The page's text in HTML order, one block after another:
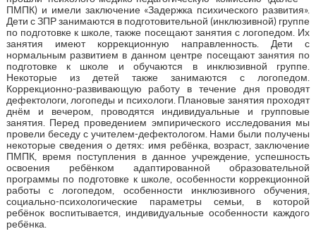
ПМПК) и имели заключение «Задержка психического развития».
Дети с ЗПР занимаются в подготовительной (инклюзивной) группе
по подготовке к школе, также посещают занятия с логопедом. Их
занятия имеют коррекционную направленность. Дети с
нормальным развитием в данном центре посещают занятия по
подготовке к школе и обучаются в инклюзивной группе.
Некоторые из детей также занимаются с логопедом.
Коррекционно-развивающую работу в течение дня проводят
дефектологи, логопеды и психологи. Плановые занятия проходят
днём и вечером, проводятся индивидуальные и групповые
занятия. Перед проведением эмпирического исследования мы
провели беседу с учителем-дефектологом. Нами были получены
некоторые сведения о детях: имя ребёнка, возраст, заключение
ПМПК, время поступления в данное учреждение, успешность
освоения ребёнком адаптированной образовательной
программы по подготовке к школе, особенности коррекционной
работы с логопедом, особенности инклюзивного обучения,
социально-психологические параметры семьи, в которой
ребёнок воспитывается, индивидуальные особенности каждого
ребёнка.